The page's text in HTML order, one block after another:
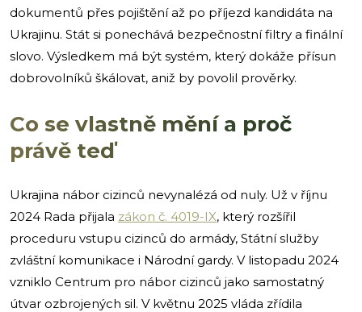
dokumentů přes pojištění až po příjezd kandidáta na
Ukrajinu. Stát si ponechává bezpečnostní filtry a finální
slovo. Výsledkem má být systém, který dokáže přísun
dobrovolníků škálovat, aniž by povolil prověrky.
Co se vlastně mění a proč
právě teď
Ukrajina nábor cizinců nevynalézá od nuly. Už v říjnu
2024 Rada přijala zákon č. 4019-IX, který rozšířil
proceduru vstupu cizinců do armády, Státní služby
zvláštní komunikace i Národní gardy. V listopadu 2024
vzniklo Centrum pro nábor cizinců jako samostatný
útvar ozbrojených sil. V květnu 2025 vláda zřídila